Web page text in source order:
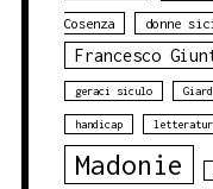
Cosenza donne
Francesco
geraci siculo
handicap
Madonie